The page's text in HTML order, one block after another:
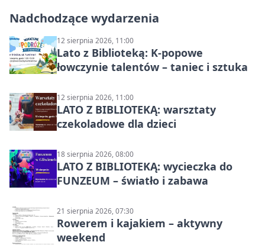
Nadchodzące wydarzenia
12 sierpnia 2026, 11:00
Lato z Biblioteką: K-popowe
łowczynie talentów – taniec i sztuka
12 sierpnia 2026, 11:00
LATO Z BIBLIOTEKĄ: warsztaty
czekoladowe dla dzieci
18 sierpnia 2026, 08:00
LATO Z BIBLIOTEKĄ: wycieczka do
FUNZEUM – światło i zabawa
21 sierpnia 2026, 07:30
Rowerem i kajakiem – aktywny
weekend